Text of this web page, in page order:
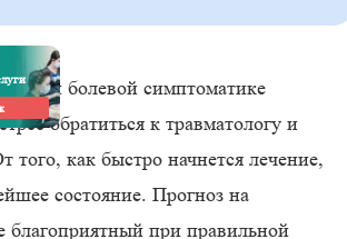
при болевой симптоматике
обратиться к травматологу и
того, как быстро начнется лечение,
состояние. Прогноз на
благоприятный при правильной